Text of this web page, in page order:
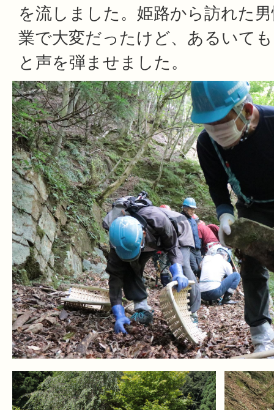
を流しました。姫路から訪れた
業で大変だったけど、あるいて
と声を弾ませました。